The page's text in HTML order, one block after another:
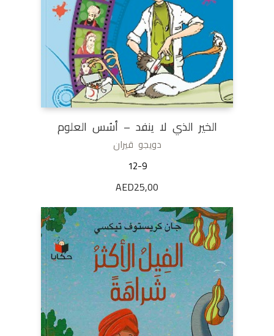
الخير الذي لا ينفد – أسُس العلوم
دويجو قيران
12-9
AED25,00